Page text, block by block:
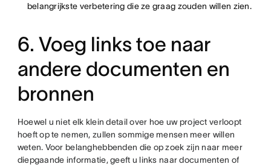
belangrijkste verbetering die ze graag zouden willen zien.
6. Voeg links toe naar
andere documenten en
bronnen
Hoewel u niet elk klein detail over hoe uw project verloopt
hoeft op te nemen, zullen sommige mensen meer willen
weten. Voor belanghebbenden die op zoek zijn naar meer
diepgaande informatie, geeft u links naar documenten of